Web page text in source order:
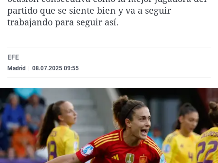
La rosa de los vientos
Caso
Extremadura
País Vasco
Virales
partido que se siente bien y va a seguir
trabajando para seguir así.
EFE
Madrid 08.07.2025 09:55